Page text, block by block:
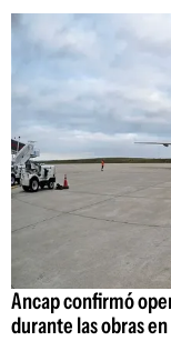
Ancap confirmó
durante las obras